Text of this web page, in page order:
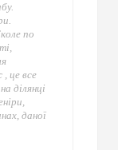
по
це все
ділянці
даної